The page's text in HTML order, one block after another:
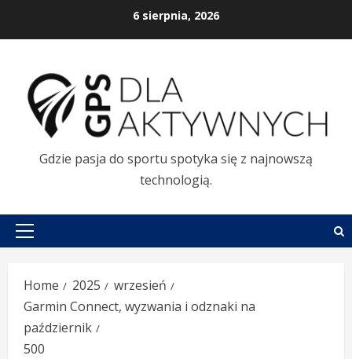
6 sierpnia, 2026
Gdzie pasja do sportu spotyka się z najnowszą
technologią.
Primary
Home 2025
wrzesień
Garmin Connect, wyzwania i odznaki na
październik
500